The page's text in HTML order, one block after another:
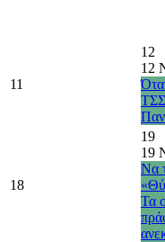
11
12
12
18
19
19
Να
Τα